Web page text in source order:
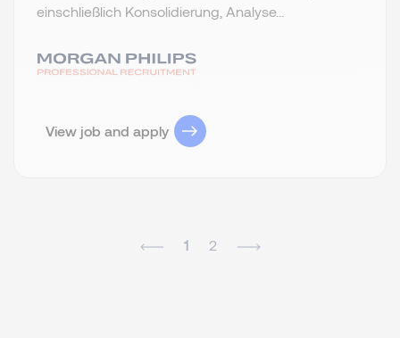
einschließlich Konsolidierung, Analyse...
View job and apply
1 2